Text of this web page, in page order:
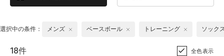
選択中の条件： メンズ ベースボール トレーニング ソック
18件 全色表示